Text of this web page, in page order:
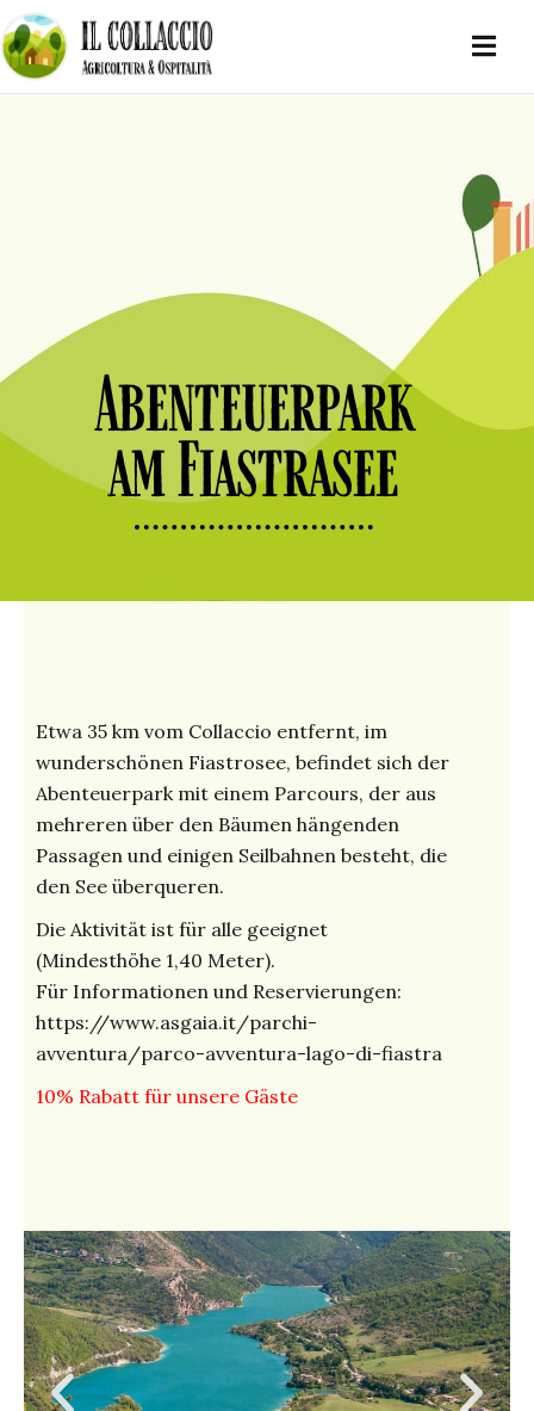
Abenteuerpark
am Fiastrasee
Etwa 35 km vom Collaccio entfernt, im
wunderschönen Fiastrosee, befindet sich der
Abenteuerpark mit einem Parcours, der aus
mehreren über den Bäumen hängenden
Passagen und einigen Seilbahnen besteht, die
den See überqueren.
Die Aktivität ist für alle geeignet
(Mindesthöhe 1,40 Meter).
Für Informationen und Reservierungen:
https://www.asgaia.it/parchi-
avventura/parco-avventura-lago-di-fiastra
10% Rabatt für unsere Gäste